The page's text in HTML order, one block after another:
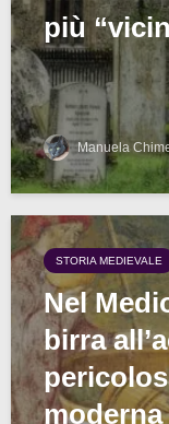
più
Manuela
STORIA MEDIEVALE
Nel
birra
moderna